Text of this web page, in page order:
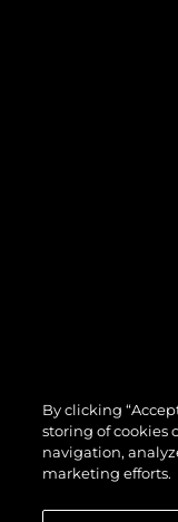
By clicking
storing of cookies
navigation,
marketing efforts.